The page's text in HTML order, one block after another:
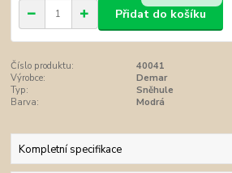
Přidat do košíku
Číslo produktu:
40041
Výrobce:
Demar
Typ:
Sněhule
Barva:
Modrá
Kompletní specifikace